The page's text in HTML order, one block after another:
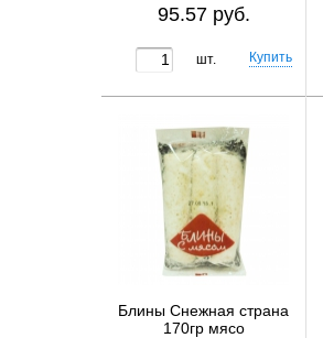
95.57 руб.
шт.
Блины Снежная страна
170гр мясо